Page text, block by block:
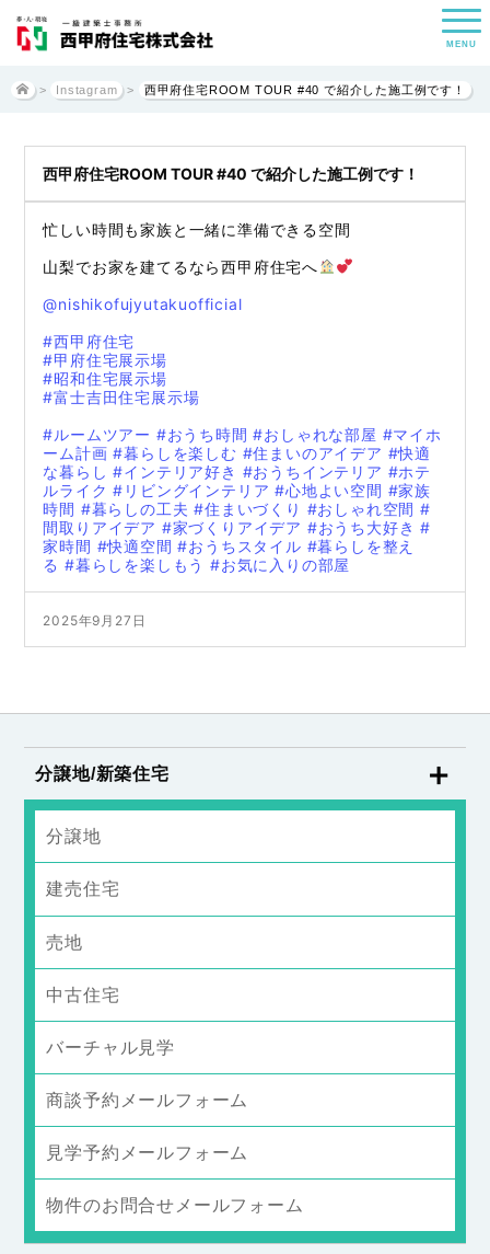
MENU
> Instagram > 西甲府住宅ROOM TOUR #40 で紹介した施工例です！
西甲府住宅ROOM TOUR #40 で紹介した施工例です！
忙しい時間も家族と一緒に準備できる空間
山梨でお家を建てるなら西甲府住宅へ
@nishikofujyutakuofficial
#西甲府住宅
#甲府住宅展示場
#昭和住宅展示場
#富士吉田住宅展示場
#ルームツアー #おうち時間 #おしゃれな部屋 #マイホ
ーム計画 #暮らしを楽しむ #住まいのアイデア #快適
な暮らし #インテリア好き #おうちインテリア #ホテ
ルライク #リビングインテリア #心地よい空間 #家族
時間 #暮らしの工夫 #住まいづくり #おしゃれ空間 #
間取りアイデア #家づくりアイデア #おうち大好き #
家時間 #快適空間 #おうちスタイル #暮らしを整え
る #暮らしを楽しもう #お気に入りの部屋
2025年9月27日
分譲地/新築住宅
分譲地
建売住宅
売地
中古住宅
バーチャル見学
商談予約メールフォーム
見学予約メールフォーム
物件のお問合せメールフォーム